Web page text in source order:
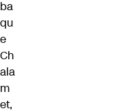
ba
qu
e
Ch
ala
m
et,